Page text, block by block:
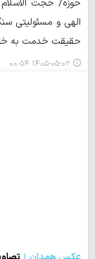
الهی و مسئولیتی
حقیقت خدمت به
۱۴۰۵-۰۵-۰۲ ۰۰:۵۴